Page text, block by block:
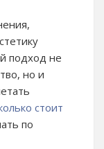
подход не
но и
стоит
по